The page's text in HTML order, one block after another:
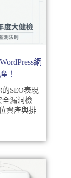
網
！
SEO表現
全漏洞檢
資產與排